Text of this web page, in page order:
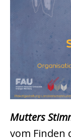
Mutters
vom Finden